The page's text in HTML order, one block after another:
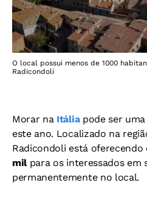
O local possui menos de 1000
Radicondoli
Morar na Itáliapode ser uma
este ano. Localizado na
Radicondoli está
milpara os interessados em
permanentemente no local.